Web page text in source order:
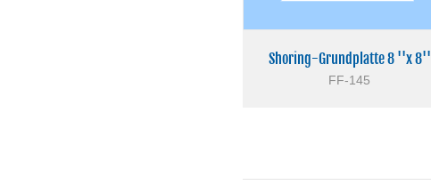
Shoring-Grundplatte 8 ''x 8''
FF-145